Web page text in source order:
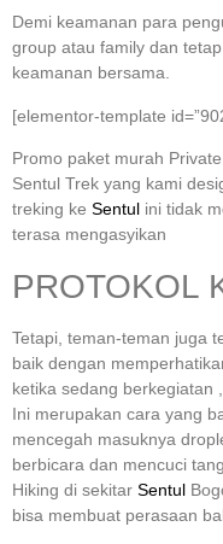
Demi keamanan para
group atau family dan
keamanan bersama.
[elementor-template
Promo paket murah
Sentul Trek yang kami
treking ke Sentul ini tidak
terasa mengasyikan
PROTOKOL
Tetapi, teman-teman juga
baik dengan
ketika sedang berkegiatan
Ini merupakan cara yang
mencegah masuknya
berbicara dan mencuci
Hiking di sekitar Sentul
bisa membuat perasaan